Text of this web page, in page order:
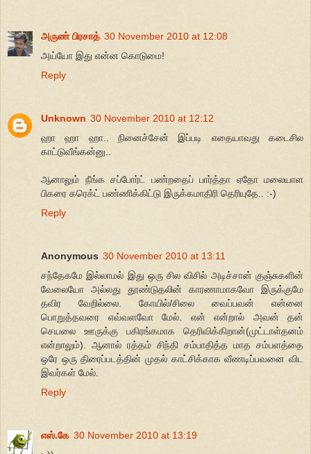
அருண் பிரசாத் 30 November 2010 at 12:08
அய்யோ இது என்ன கொடுமை!
Reply
Unknown 30 November 2010 at 12:12
ஹா ஹா ஹா.. நினைச்சேன் இப்படி எதையாவது கடைசில
காட்டுவீங்கன்னு..
ஆனாலும் நீங்க சப்போர்ட் பண்றதைப் பார்த்தா ஏதோ மலையாள
பிகரை கரெக்ட் பண்ணிக்கிட்டு இருக்கமாதிரி தெரியுதே.. :-)
Reply
Anonymous 30 November 2010 at 13:11
சந்தேகமே இல்லாமல் இது ஒரு சில விசில் அடிச்சான் குஞ்சுகளின்
வேலையோ அல்லது தூண்டுதலின் காரணாமாகவோ இருக்குமே
தவிர வேறில்லை. கோயில்/சிலை வைப்பவன் என்னை
பொறுத்தவரை எவ்வளவோ மேல். என் என்றால் அவன் தன்
செயலை ஊருக்கு பகிரங்கமாக தெரிவிக்கிறான்(முட்டாள்தனம்
என்றாலும்). ஆனால் ரத்தம் சிந்தி சம்பாதித்த மாத சம்பளத்தை
ஒரே ஒரு திரைப்படத்தின் முதல் காட்சிக்காக வீணடிப்பவனை விட
இவர்கள் மேல்.
Reply
எஸ்.கே 30 November 2010 at 13:19